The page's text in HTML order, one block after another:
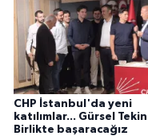
CHP İstanbul'da yeni
katılımlar... Gürsel
Birlikte başaracağız